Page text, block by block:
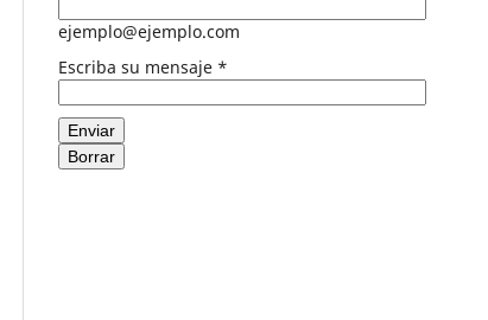
ejemplo@ejemplo.com
Escriba su mensaje *
Enviar
Borrar